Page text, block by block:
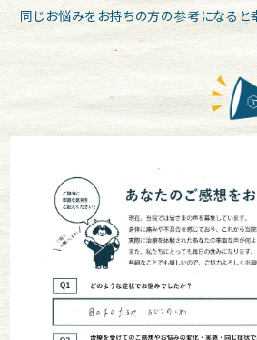
同じお悩みをお持ちの方の参考になると